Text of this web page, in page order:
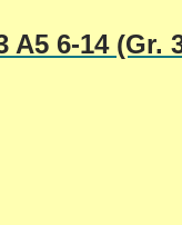
6-14 (Gr.